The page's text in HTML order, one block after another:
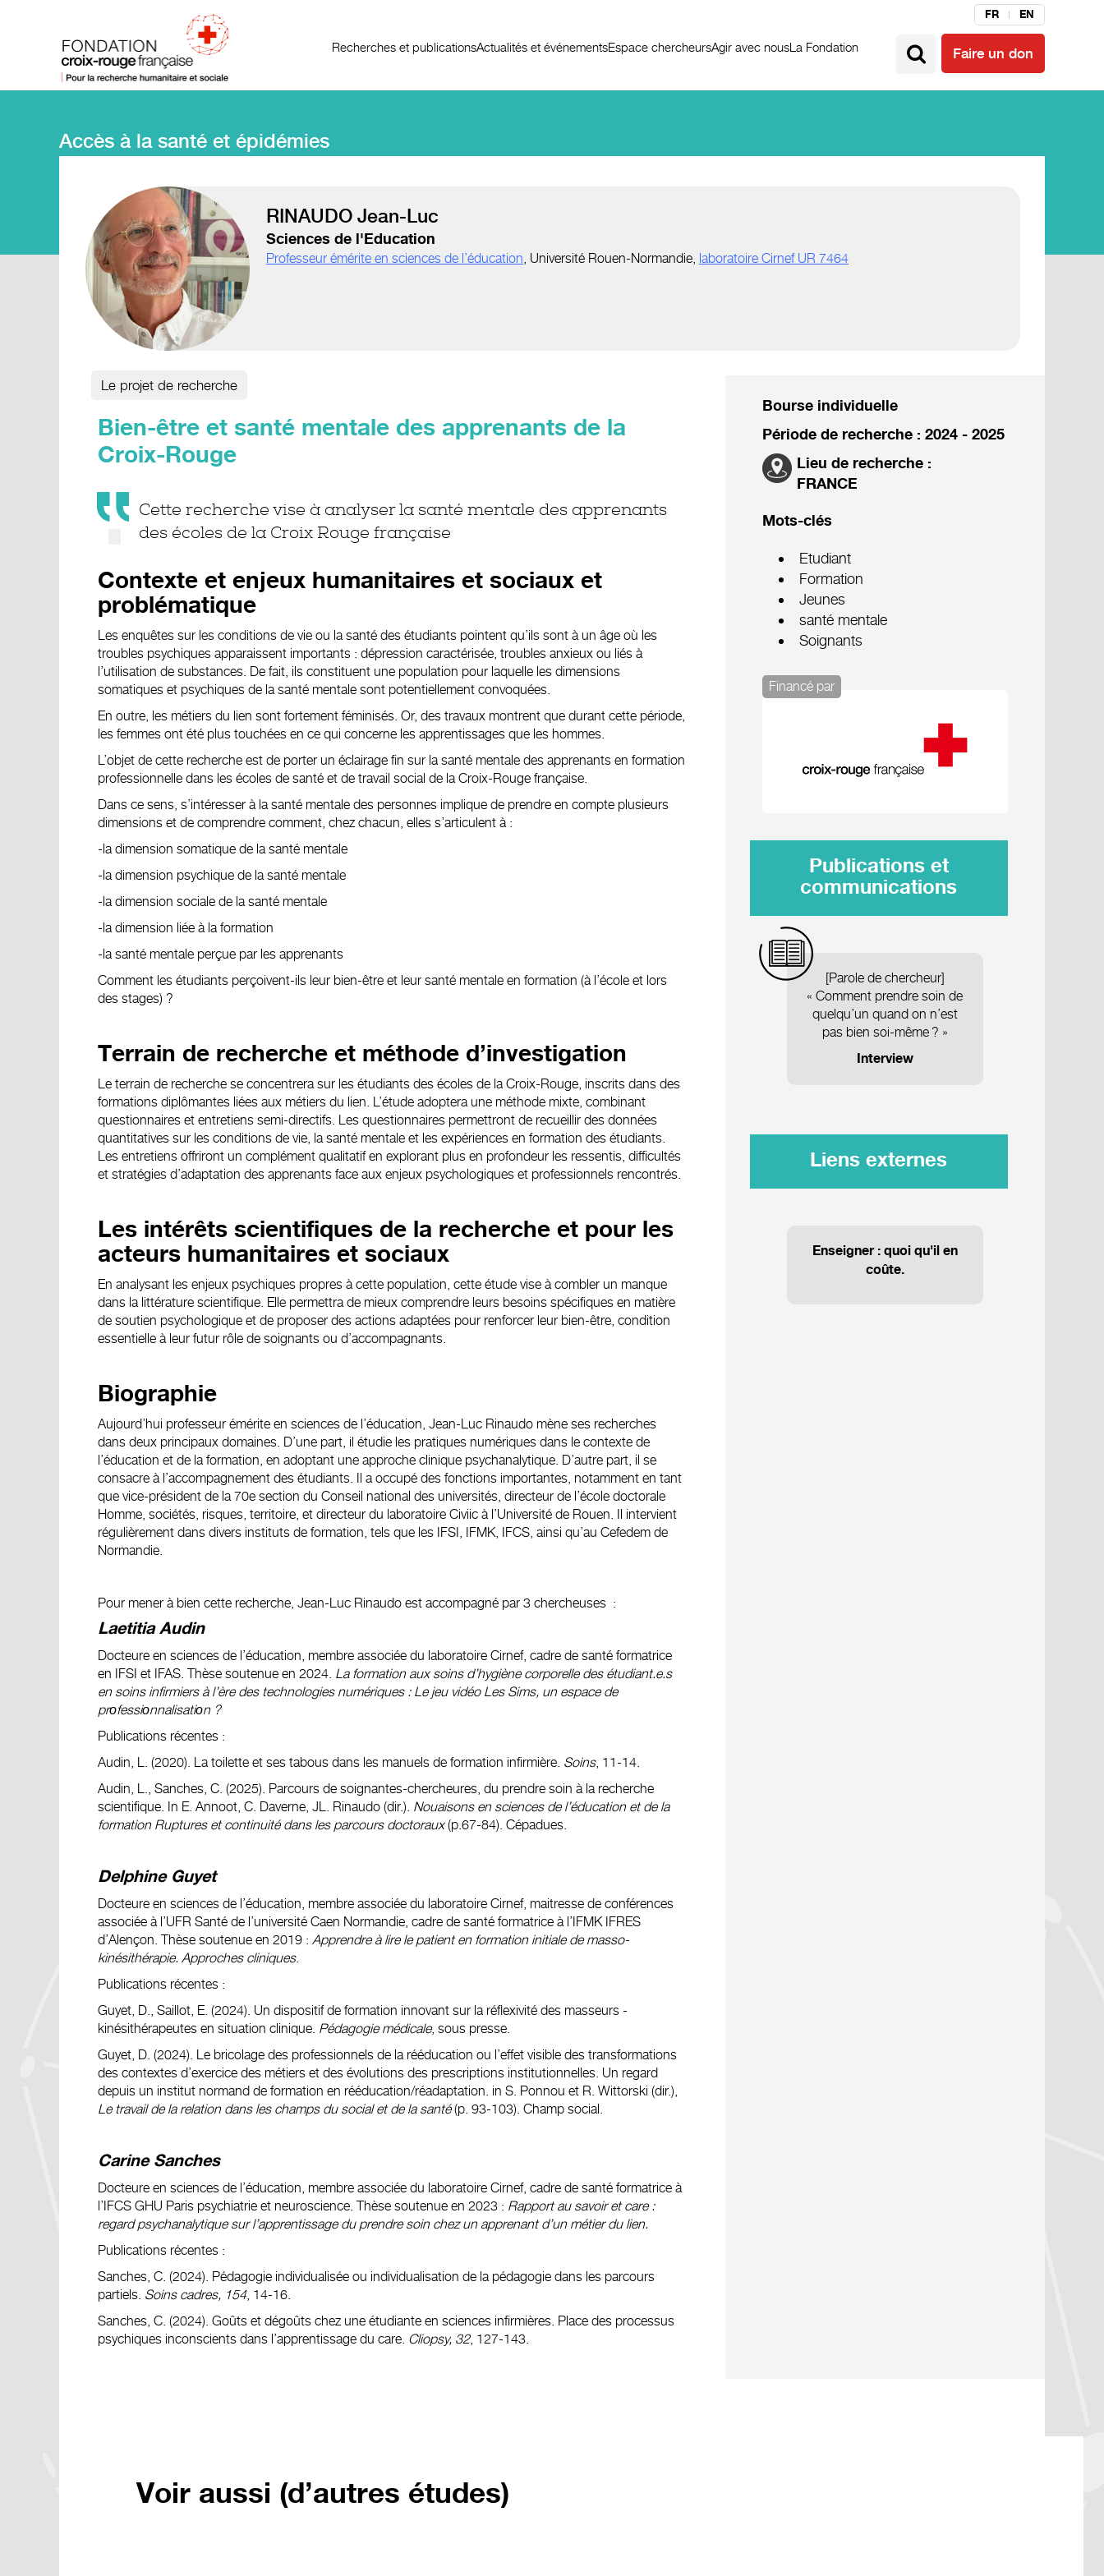
FR EN
Recherches et publicationsActualités et événementsEspace chercheursAgir avec nousLa Fondation Faire un don
Accès à la santé et épidémies
RINAUDO Jean-Luc
Sciences de l'Education
Professeur émérite en sciences de l’éducation, Université Rouen-Normandie, laboratoire Cirnef UR 7464
Le projet de recherche
Bien-être et santé mentale des apprenants de la
Croix-Rouge
Cette recherche vise à analyser la santé mentale des apprenants
des écoles de la Croix Rouge française
Contexte et enjeux humanitaires et sociaux et
problématique
Les enquêtes sur les conditions de vie ou la santé des étudiants pointent qu’ils sont à un âge où les
troubles psychiques apparaissent importants : dépression caractérisée, troubles anxieux ou liés à
l’utilisation de substances. De fait, ils constituent une population pour laquelle les dimensions
somatiques et psychiques de la santé mentale sont potentiellement convoquées.
En outre, les métiers du lien sont fortement féminisés. Or, des travaux montrent que durant cette période,
les femmes ont été plus touchées en ce qui concerne les apprentissages que les hommes.
L’objet de cette recherche est de porter un éclairage fin sur la santé mentale des apprenants en formation
professionnelle dans les écoles de santé et de travail social de la Croix-Rouge française.
Dans ce sens, s’intéresser à la santé mentale des personnes implique de prendre en compte plusieurs
dimensions et de comprendre comment, chez chacun, elles s’articulent à :
-la dimension somatique de la santé mentale
-la dimension psychique de la santé mentale
-la dimension sociale de la santé mentale
-la dimension liée à la formation
-la santé mentale perçue par les apprenants
Comment les étudiants perçoivent-ils leur bien-être et leur santé mentale en formation (à l’école et lors
des stages) ?
Terrain de recherche et méthode d’investigation
Le terrain de recherche se concentrera sur les étudiants des écoles de la Croix-Rouge, inscrits dans des
formations diplômantes liées aux métiers du lien. L’étude adoptera une méthode mixte, combinant
questionnaires et entretiens semi-directifs. Les questionnaires permettront de recueillir des données
quantitatives sur les conditions de vie, la santé mentale et les expériences en formation des étudiants.
Les entretiens offriront un complément qualitatif en explorant plus en profondeur les ressentis, difficultés
et stratégies d’adaptation des apprenants face aux enjeux psychologiques et professionnels rencontrés.
Les intérêts scientifiques de la recherche et pour les
acteurs humanitaires et sociaux
En analysant les enjeux psychiques propres à cette population, cette étude vise à combler un manque
dans la littérature scientifique. Elle permettra de mieux comprendre leurs besoins spécifiques en matière
de soutien psychologique et de proposer des actions adaptées pour renforcer leur bien-être, condition
essentielle à leur futur rôle de soignants ou d’accompagnants.
Biographie
Aujourd’hui professeur émérite en sciences de l’éducation, Jean-Luc Rinaudo mène ses recherches
dans deux principaux domaines. D’une part, il étudie les pratiques numériques dans le contexte de
l’éducation et de la formation, en adoptant une approche clinique psychanalytique. D’autre part, il se
consacre à l’accompagnement des étudiants. Il a occupé des fonctions importantes, notamment en tant
que vice-président de la 70e section du Conseil national des universités, directeur de l’école doctorale
Homme, sociétés, risques, territoire, et directeur du laboratoire Civiic à l’Université de Rouen. Il intervient
régulièrement dans divers instituts de formation, tels que les IFSI, IFMK, IFCS, ainsi qu’au Cefedem de
Normandie.
Pour mener à bien cette recherche, Jean-Luc Rinaudo est accompagné par 3 chercheuses :
Laetitia Audin
Docteure en sciences de l’éducation, membre associée du laboratoire Cirnef, cadre de santé formatrice
en IFSI et IFAS. Thèse soutenue en 2024. La formation aux soins d’hygiène corporelle des étudiant.e.s
en soins infirmiers à l’ère des technologies numériques : Le jeu vidéo Les Sims, un espace de
prοfessiοnnalisatiοn ?
Publications récentes :
Audin, L. (2020). La toilette et ses tabous dans les manuels de formation infirmière. Soins, 11-14.
Audin, L., Sanches, C. (2025). Parcours de soignantes-chercheures, du prendre soin à la recherche
scientifique. In E. Annoot, C. Daverne, JL. Rinaudo (dir.). Nouaisons en sciences de l’éducation et de la
formation Ruptures et continuité dans les parcours doctoraux(p.67-84). Cépadues.
Delphine Guyet
Docteure en sciences de l’éducation, membre associée du laboratoire Cirnef, maitresse de conférences
associée à l’UFR Santé de l’université Caen Normandie, cadre de santé formatrice à l’IFMK IFRES
d’Alençon. Thèse soutenue en 2019 : Apprendre à lire le patient en formation initiale de masso-
kinésithérapie. Approches cliniques.
Publications récentes :
Guyet, D., Saillot, E. (2024). Un dispositif de formation innovant sur la réflexivité des masseurs -
kinésithérapeutes en situation clinique. Pédagogie médicale, sous presse.
Guyet, D. (2024). Le bricolage des professionnels de la rééducation ou l’effet visible des transformations
des contextes d’exercice des métiers et des évolutions des prescriptions institutionnelles. Un regard
depuis un institut normand de formation en rééducation/réadaptation. in S. Ponnou et R. Wittorski (dir.),
Le travail de la relation dans les champs du social et de la santé(p. 93-103). Champ social.
Carine Sanches
Docteure en sciences de l’éducation, membre associée du laboratoire Cirnef, cadre de santé formatrice à
l’IFCS GHU Paris psychiatrie et neuroscience. Thèse soutenue en 2023 : Rapport au savoir et care :
regard psychanalytique sur l’apprentissage du prendre soin chez un apprenant d’un métier du lien.
Publications récentes :
Sanches, C. (2024). Pédagogie individualisée ou individualisation de la pédagogie dans les parcours
partiels. Soins cadres, 154, 14-16.
Sanches, C. (2024). Goûts et dégoûts chez une étudiante en sciences infirmières. Place des processus
psychiques inconscients dans l’apprentissage du care. Cliopsy, 32, 127-143.
Bourse individuelle
Période de recherche : 2024 - 2025
Lieu de recherche :
FRANCE
Mots-clés
Etudiant
Formation
Jeunes
santé mentale
Soignants
Financé par
Publications et
communications
[Parole de chercheur]
« Comment prendre soin de
quelqu’un quand on n’est
pas bien soi-même ? »
Interview
Liens externes
Enseigner : quoi qu'il en
coûte.
Voir aussi (d’autres études)